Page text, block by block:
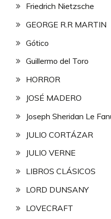
Friedrich Nietzsche
GEORGE R.R MARTIN
Gótico
Guillermo del Toro
HORROR
JOSÉ MADERO
Joseph Sheridan Le
JULIO CORTÁZAR
JULIO VERNE
LIBROS CLÁSICOS
LORD DUNSANY
LOVECRAFT